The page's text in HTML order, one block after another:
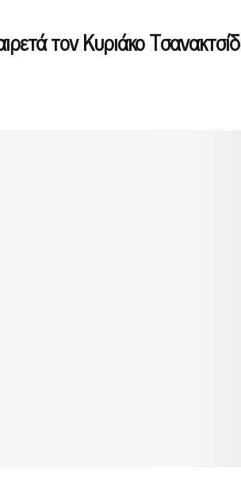
τον Κυριάκο